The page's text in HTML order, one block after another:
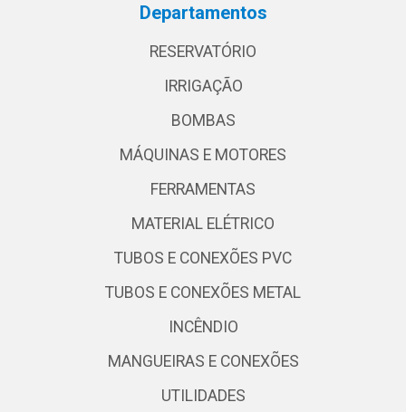
Departamentos
RESERVATÓRIO
IRRIGAÇÃO
BOMBAS
MÁQUINAS E MOTORES
FERRAMENTAS
MATERIAL ELÉTRICO
TUBOS E CONEXÕES PVC
TUBOS E CONEXÕES METAL
INCÊNDIO
MANGUEIRAS E CONEXÕES
UTILIDADES